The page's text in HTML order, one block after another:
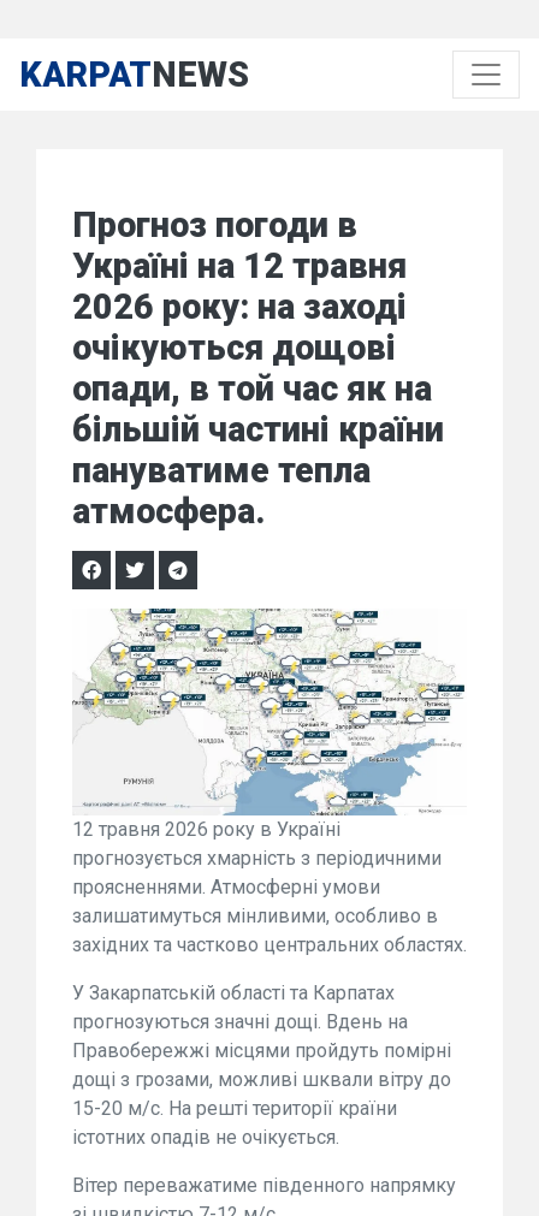
KARPATNEWS
Прогноз погоди в
Україні на 12 травня
2026 року: на заході
очікуються дощові
опади, в той час як на
більшій частині країни
пануватиме тепла
атмосфера.
12 травня 2026 року в Україні
прогнозується хмарність з періодичними
проясненнями. Атмосферні умови
залишатимуться мінливими, особливо в
західних та частково центральних областях.
У Закарпатській області та Карпатах
прогнозуються значні дощі. Вдень на
Правобережжі місцями пройдуть помірні
дощі з грозами, можливі шквали вітру до
15-20 м/с. На решті території країни
істотних опадів не очікується.
Вітер переважатиме південного напрямку